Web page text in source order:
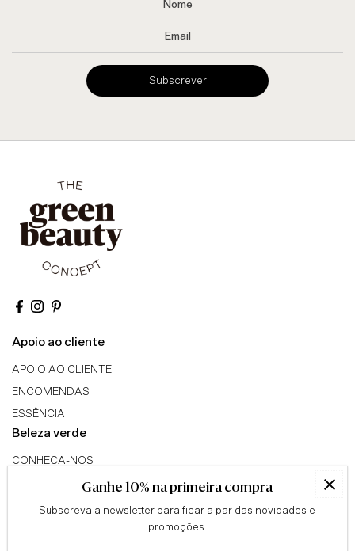
Subscrever
Apoio ao cliente
APOIO AO CLIENTE
ENCOMENDAS
ESSÊNCIA
Beleza verde
CONHECA-NOS
TRIBO GREEN BEAUTY
PROGRAMA DE AFILIADOS
Ganhe 10% na primeira compra
Subscreva a newsletter para ficar a par das novidades e
promoções.